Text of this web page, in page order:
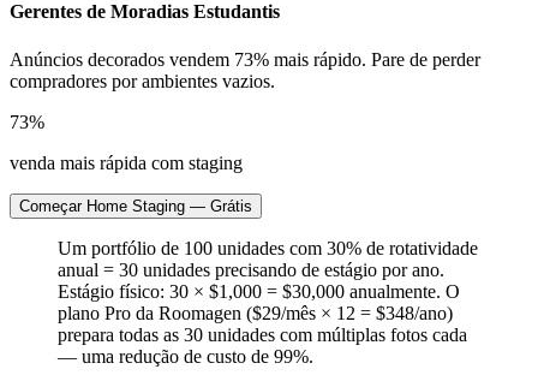
Gerentes de Moradias Estudantis
Anúncios decorados vendem 73% mais rápido. Pare de perder
compradores por ambientes vazios.
73%
venda mais rápida com staging
Começar Home Staging — Grátis
Um portfólio de 100 unidades com 30% de rotatividade
anual = 30 unidades precisando de estágio por ano.
Estágio físico: 30 × $1,000 = $30,000 anualmente. O
plano Pro da Roomagen ($29/mês × 12 = $348/ano)
prepara todas as 30 unidades com múltiplas fotos cada
— uma redução de custo de 99%.